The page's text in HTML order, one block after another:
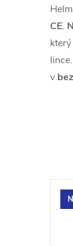
CE.
v